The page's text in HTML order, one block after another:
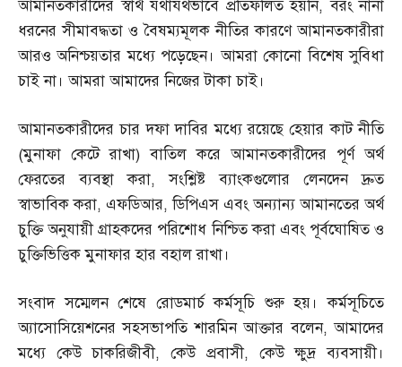
আমানতকারীদের স্বার্থ যথাযথভাবে প্রতিফলিত হয়নি,বরং নানা
ধরনের সীমাবদ্ধতা ও বৈষম্যমূলক নীতির কারণে আমানতকারীরা
আরও অনিশ্চয়তার মধ্যে পড়েছেন। আমরা কোনো বিশেষ সুবিধা
চাই না। আমরা আমাদের নিজের টাকা চাই।
আমানতকারীদের চার দফা দাবির মধ্যে রয়েছে হেয়ার কাট নীতি
(মুনাফা কেটে রাখা)বাতিল করে আমানতকারীদের পূর্ণ অর্থ
ফেরতের ব্যবস্থা করা,সংশ্লিষ্ট ব্যাংকগুলোর লেনদেন দ্রুত
স্বাভাবিক করা, এফডিআর,ডিপিএস এবং অন্যান্য আমানতের অর্থ
চুক্তি অনুযায়ী গ্রাহকদের পরিশোধ নিশ্চিত করা এবং পূর্বঘোষিত ও
চুক্তিভিত্তিক মুনাফার হার বহাল রাখা।
সংবাদ সম্মেলন শেষে রোডমার্চ কর্মসূচি শুরু হয়। কর্মসূচিতে
অ্যাসোসিয়েশনের সহসভাপতি শারমিন আক্তার বলেন,আমাদের
মধ্যে কেউ চাকরিজীবী,কেউ প্রবাসী, কেউ ক্ষুদ্র ব্যবসায়ী।